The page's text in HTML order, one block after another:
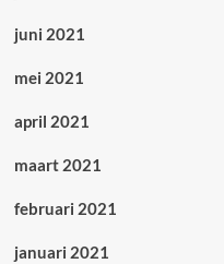
juni 2021
mei 2021
april 2021
maart 2021
februari 2021
januari 2021